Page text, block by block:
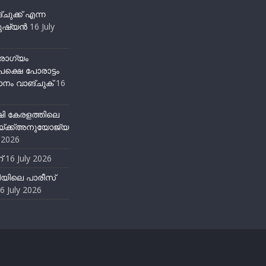
എന്ന
16 July
പോരാട്ടം
വാങ്ചുക് 16
16 July 2026
പാരീസ്
July 2026